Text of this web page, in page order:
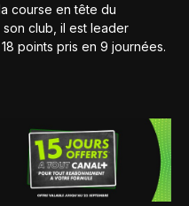
course en tête du
son club, il est leader
points pris en 9 journées.